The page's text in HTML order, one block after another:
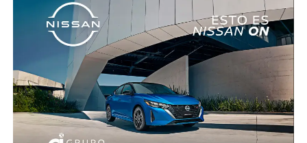
cuenta con información sobre los agresores, y el cadáver
fue trasladado al Servicio Médico Forense en espera de
ser identificado, en tanto continúan las investigaciones.